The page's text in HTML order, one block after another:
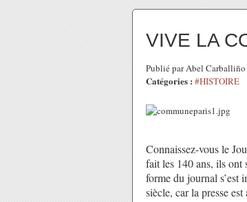
VIVE LA
Publié par Abel
Catégories : #HISTOIRE
Connaissez-vous le
fait les 140 ans, ils ont
forme du journal s’est
siècle, car la presse